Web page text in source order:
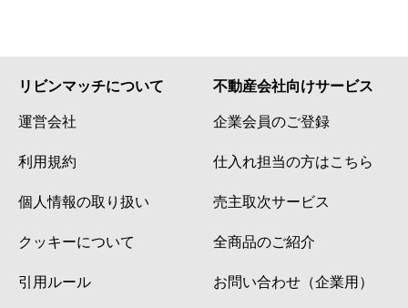
リビンマッチについて
運営会社
利用規約
個人情報の取り扱い
クッキーについて
引用ルール
不動産会社向けサービス
企業会員のご登録
仕入れ担当の方はこちら
売主取次サービス
全商品のご紹介
お問い合わせ（企業用）